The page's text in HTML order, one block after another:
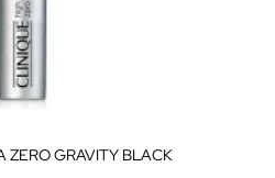
ZERO GRAVITY BLACK